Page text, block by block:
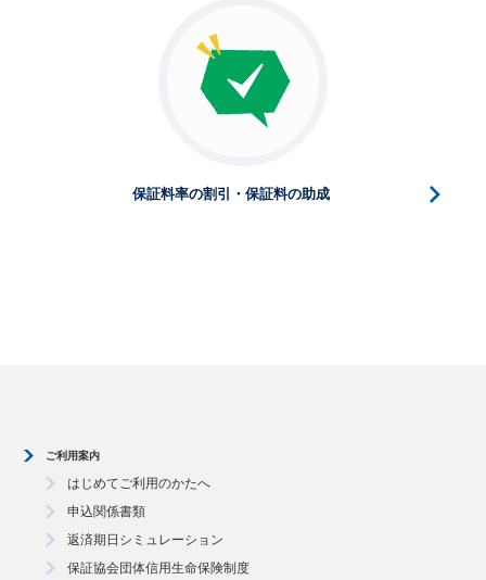
保証料率の割引・保証料の助成
ご利用案内
はじめてご利用のかたへ
申込関係書類
返済期日シミュレーション
保証協会団体信用生命保険制度